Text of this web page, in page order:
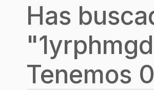
Has
"
Tenemos